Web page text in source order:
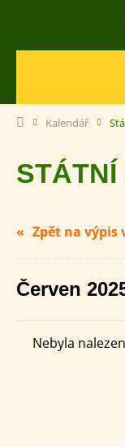
Kalendář
Zpět na výpis
Červen
Nebyla